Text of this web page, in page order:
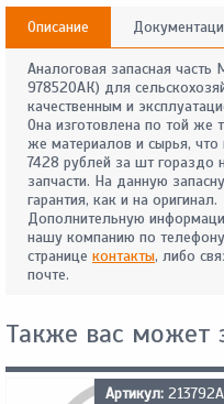
Описание
Аналоговая запасная
978520АК) для
качественным и
Она изготовлена по той же
же материалов и сырья, что
7428 рублей за шт гораздо
запчасти. На данную
гарантия, как и на оригинал.
Дополнительную
нашу компанию по
странице контакты, либо
почте.
Также вас может
Артикул: